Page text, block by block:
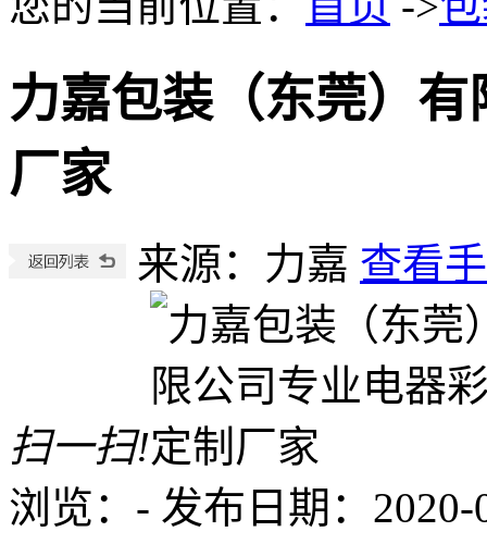
力嘉包装（东莞）
厂家
来源：力嘉 查看
扫一扫!
浏览： - 发布日期：2020-